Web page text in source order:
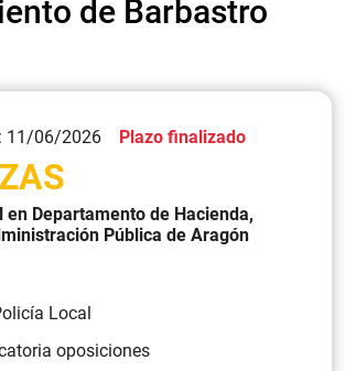
de Barbastro
11/06/2026 Plazo finalizado
en Departamento de Hacienda,
Pública de Aragón
Local
oposiciones